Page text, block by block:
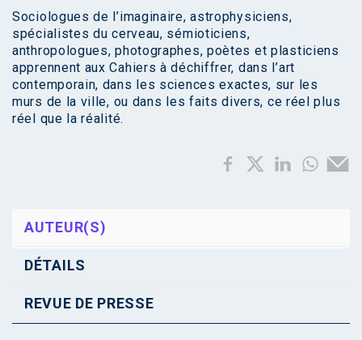
Sociologues de l’imaginaire, astrophysiciens,
spécialistes du cerveau, sémioticiens,
anthropologues, photographes, poètes et plasticiens
apprennent aux Cahiers à déchiffrer, dans l’art
contemporain, dans les sciences exactes, sur les
murs de la ville, ou dans les faits divers, ce réel plus
réel que la réalité.
AUTEUR(S)
DÉTAILS
REVUE DE PRESSE